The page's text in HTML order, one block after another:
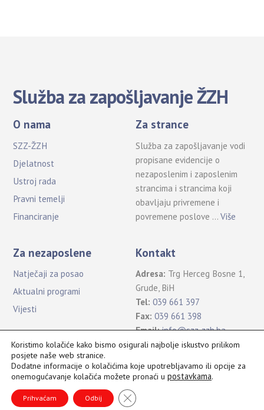
Služba za zapošljavanje ŽZH
O nama
SZZ-ŽZH
Djelatnost
Ustroj rada
Pravni temelji
Financiranje
Za strance
Služba za zapošljavanje vodi
propisane evidencije o
nezaposlenim i zaposlenim
strancima i strancima koji
obavljaju privremene i
povremene poslove …Više
Za nezaposlene
Natječaji za posao
Aktualni programi
Vijesti
Kontakt
Adresa: Trg Herceg Bosne 1,
Grude, BiH
Tel: 039 661 397
Fax: 039 661 398
Email: info@szz-zzh.ba
Sva prava pridržana Služba za zapošljavanje ŽZH ©2021
Koristimo kolačiće kako bismo osigurali najbolje iskustvo prilikom
posjete naše web stranice.
Dodatne informacije o kolačićima koje upotrebljavamo ili opcije za
onemogućavanje kolačića možete pronaći u postavkama.
Prihvaćam Odbij CLOSE GDPR COOKIE BANNER